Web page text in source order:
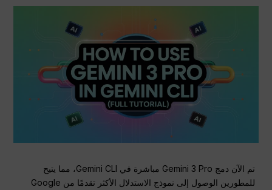
تم الآن دمج Gemini 3 Pro مباشرة في Gemini CLI، مما يتيح
للمطورين الوصول إلى نموذج الاستدلال الأكثر تقدمًا من Google